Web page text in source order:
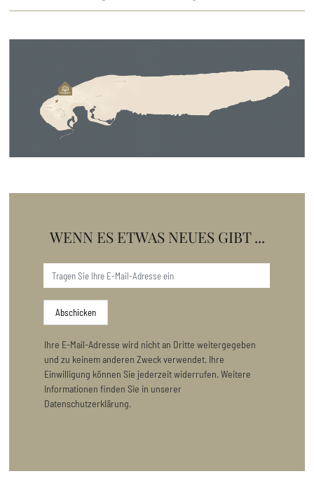
WENN ES ETWAS NEUES GIBT ...
Abschicken
Ihre E-Mail-Adresse wird nicht an Dritte weitergegeben
und zu keinem anderen Zweck verwendet. Ihre
Einwilligung können Sie jederzeit widerrufen. Weitere
Informationen finden Sie in unserer
Datenschutzerklärung.